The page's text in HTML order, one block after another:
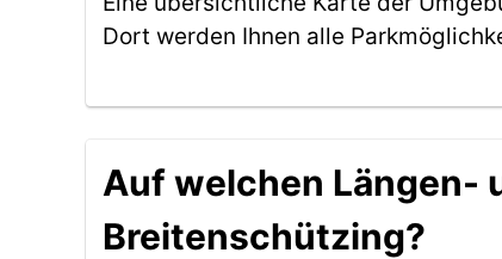
Dort werden Ihnen alle
Auf welchen Längen-
Breitenschützing?